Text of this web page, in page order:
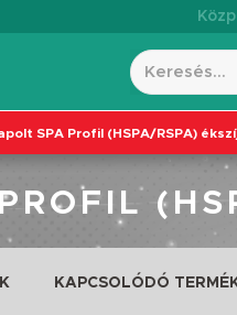
SPA Profil (HSPA/RSPA)
KAPCSOLÓDÓ